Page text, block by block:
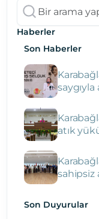
Haberler
Son Haberler
saygıyla
atık
sahipsiz
Son Duyurular